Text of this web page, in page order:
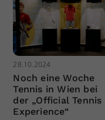
28.10.2024
Noch eine Woche
Tennis in Wien bei
der „Official Tennis
Experience“